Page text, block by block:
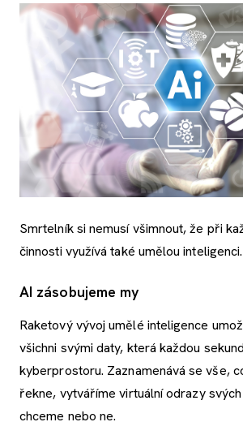
Smrtelník si nemusí všimnout, že při
činnosti využívá také umělou inteligenci.
AI zásobujeme my
Raketový vývoj umělé inteligence
všichni svými daty, která každou
kyberprostoru. Zaznamenává se vše,
řekne, vytváříme virtuální odrazy
chceme nebo ne.